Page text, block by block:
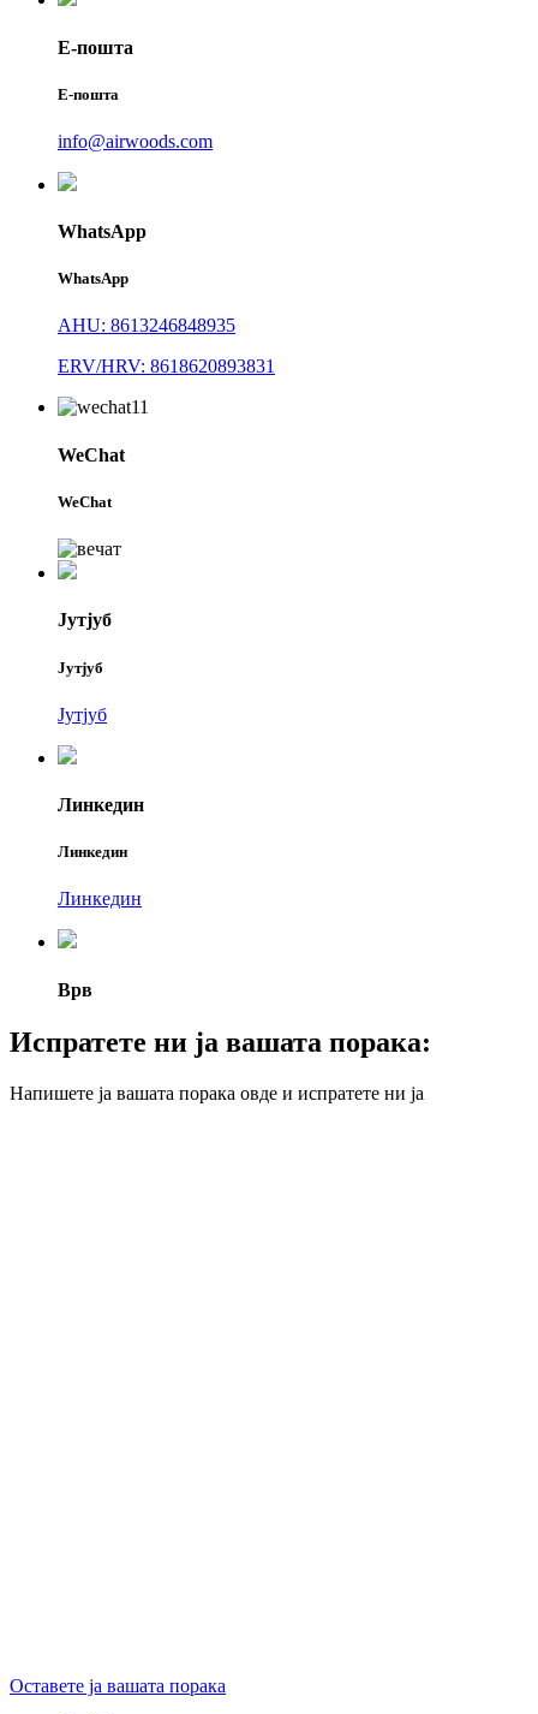
Е-пошта
Е-пошта
info@airwoods.com
WhatsApp
WhatsApp
AHU: 8613246848935
ERV/HRV: 8618620893831
WeChat
WeChat
Јутјуб
Јутјуб
Јутјуб
Линкедин
Линкедин
Линкедин
Врв
Испратете ни ја вашата порака:
Напишете ја вашата порака овде и испратете ни ја
Оставете ја вашата порака